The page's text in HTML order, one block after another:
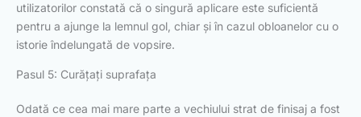
utilizatorilor constată că o singură aplicare este suficientă
pentru a ajunge la lemnul gol, chiar și în cazul obloanelor cu o
istorie îndelungată de vopsire.
Pasul 5: Curățați suprafața
Odată ce cea mai mare parte a vechiului strat de finisaj a fost